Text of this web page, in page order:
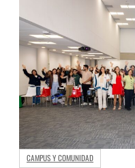
MEDIO AMBIENTE Y TERRITORIO